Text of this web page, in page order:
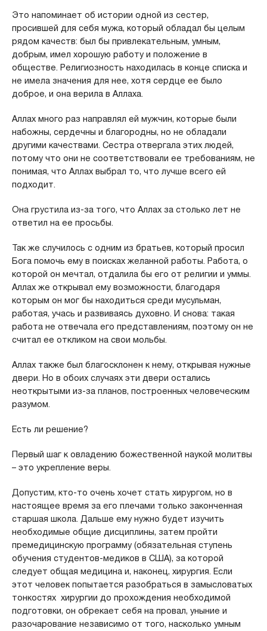
Это напоминает об истории одной из сестер,
просившей для себя мужа, который обладал бы целым
рядом качеств: был бы привлекательным, умным,
добрым, имел хорошую работу и положение в
обществе. Религиозность находилась в конце списка и
не имела значения для нее, хотя сердце ее было
доброе, и она верила в Аллаха.
Аллах много раз направлял ей мужчин, которые были
набожны, сердечны и благородны, но не обладали
другими качествами. Сестра отвергала этих людей,
потому что они не соответствовали ее требованиям, не
понимая, что Аллах выбрал то, что лучше всего ей
подходит.
Она грустила из-за того, что Аллах за столько лет не
ответил на ее просьбы.
Так же случилось с одним из братьев, который просил
Бога помочь ему в поисках желанной работы. Работа, о
которой он мечтал, отдалила бы его от религии и уммы.
Аллах же открывал ему возможности, благодаря
которым он мог бы находиться среди мусульман,
работая, учась и развиваясь духовно. И снова: такая
работа не отвечала его представлениям, поэтому он не
считал ее откликом на свои мольбы.
Аллах также был благосклонен к нему, открывая нужные
двери. Но в обоих случаях эти двери остались
неоткрытыми из-за планов, построенных человеческим
разумом.
Есть ли решение?
Первый шаг к овладению божественной наукой молитвы
– это укрепление веры.
Допустим, кто-то очень хочет стать хирургом, но в
настоящее время за его плечами только законченная
старшая школа. Дальше ему нужно будет изучить
необходимые общие дисциплины, затем пройти
премедицинскую программу (обязательная ступень
обучения студентов-медиков в США), за которой
следует общая медицина и, наконец, хирургия. Если
этот человек попытается разобраться в замысловатых
тонкостях хирургии до прохождения необходимой
подготовки, он обрекает себя на провал, уныние и
разочарование независимо от того, насколько умным